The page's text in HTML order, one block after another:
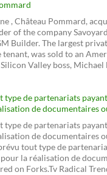
, Château Pommard,
of the company
Builder. The largest
tenant, was sold to an
Valley boss, Michael
type de partenariats
de documentaires
type de partenariats
de documentaires
tout type de
la réalisation de
on Forks.Tv Radical